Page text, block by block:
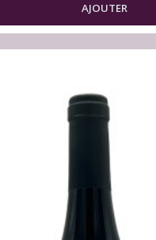
AJOUTER